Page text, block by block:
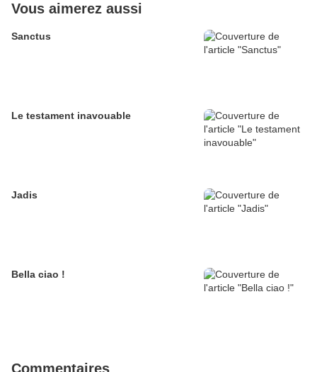
Vous aimerez aussi
Sanctus
Le testament inavouable
Jadis
Bella ciao !
Commentaires